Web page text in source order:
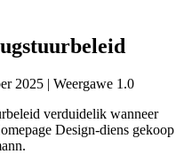
2025 | Weergawe 1.0
verduidelik wanneer
Design-diens gekoop